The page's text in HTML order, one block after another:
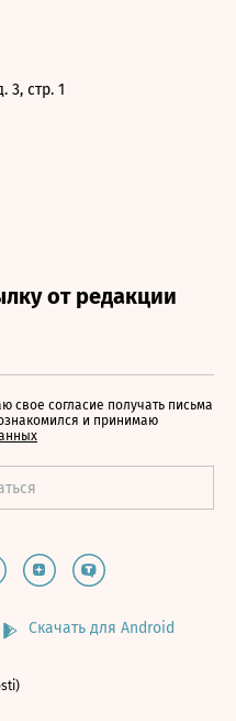
3, стр. 1
свое согласие получать письма
и принимаю
Скачать для Android